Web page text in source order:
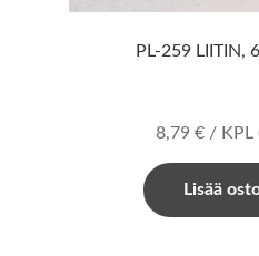
PL-259 LIITIN,
8,79 € / KPL
Lisää